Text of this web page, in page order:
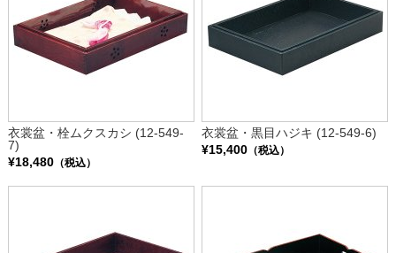
衣裳盆・栓ムクスカシ (12-549-
7)
¥18,480（税込）
衣裳盆・黒目ハジキ (12-549-6)
¥15,400 （税込）